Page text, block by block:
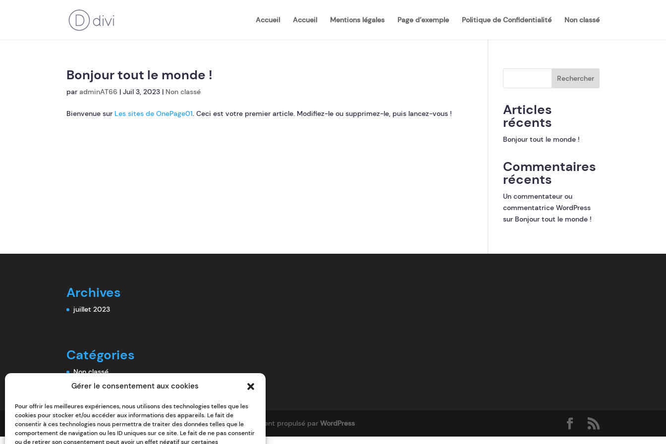
Gérer le consentement aux cookies
Pour offrir les meilleures expériences, nous utilisons des technologies telles que les
cookies pour stocker et/ou accéder aux informations des appareils. Le fait de
consentir à ces technologies nous permettra de traiter des données telles que le
comportement de navigation ou les ID uniques sur ce site. Le fait de ne pas consentir
ou de retirer son consentement peut avoir un effet négatif sur certaines
Accueil Accueil Mentions légales Page d’exemple Politique de Confidentialité Non classé
Bonjour tout le monde !
paradminAT66 |Juil 3, 2023 | Non classé
Bienvenue sur Les sites de OnePage01. Ceci est votre premier article. Modifiez-le ou supprimez-le, puis lancez-vous !
Rechercher
Articles
récents
Bonjour tout le monde !
Commentaires
récents
Un commentateur ou
commentatrice WordPress
sur Bonjour tout le monde !
Archives
juillet 2023
Catégories
Non classé
Copyright © 2026BE2R|Développé paradminAT66|Fièrement propulsé parWordPress